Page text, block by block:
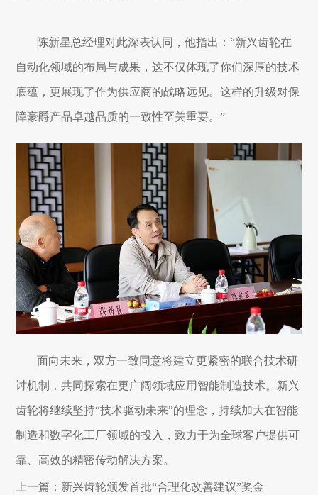
陈新星总经理对此深表认同，他指出：“新兴齿轮在
自动化领域的布局与成果，这不仅体现了你们深厚的技术
底蕴，更展现了作为供应商的战略远见。这样的升级对保
障豪爵产品卓越品质的一致性至关重要。”
面向未来，双方一致同意将建立更紧密的联合技术研
讨机制，共同探索在更广阔领域应用智能制造技术。新兴
齿轮将继续坚持“技术驱动未来”的理念，持续加大在智能
制造和数字化工厂领域的投入，致力于为全球客户提供可
靠、高效的精密传动解决方案。
上一篇： 新兴齿轮颁发首批“合理化改善建议”奖金